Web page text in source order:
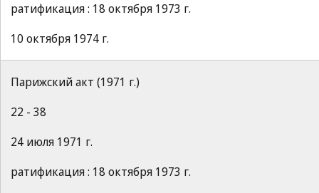
ратификация : 18 октября 1973 г.
10 октября 1974 г.
Парижский акт (1971 г.)
22 - 38
24 июля 1971 г.
ратификация : 18 октября 1973 г.